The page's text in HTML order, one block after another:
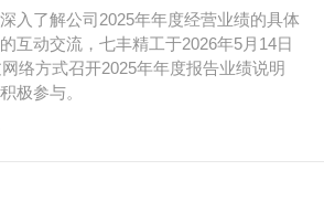
入了解公司2025年年度经营业绩的具体
互动交流，七丰精工于2026年5月14日
络方式召开2025年年度报告业绩说明
极参与。